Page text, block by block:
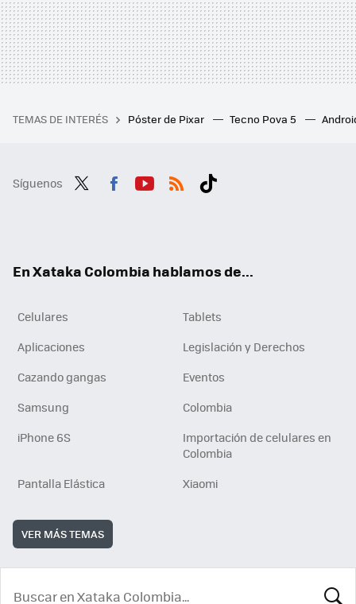
TEMAS DE INTERÉS Póster de Pixar Tecno Pova 5
Síguenos
En Xataka Colombia hablamos de...
Celulares
Tablets
Aplicaciones
Legislación y Derechos
Cazando gangas
Eventos
Samsung
Colombia
iPhone 6S
Importación de celulares en
Colombia
Pantalla Elástica
Xiaomi
VER MÁS TEMAS